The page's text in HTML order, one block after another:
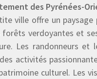
des Pyrénées-
ville offre un
verdoyantes et
Les randonneurs
activités
culturel. Les